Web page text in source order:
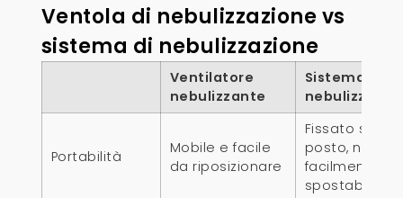
Ventola di nebulizzazione vs
sistema di nebulizzazione
Ventilatore
nebulizzante
Sistema di
Portabilità
Mobile e facile
da riposizionare
Fissato sul
posto, non
facilmente
spostabile